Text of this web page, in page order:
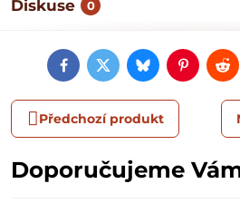
Diskuse 0
FacebookTwitterBlueskyPinterest
Předchozí produkt
Doporučujeme